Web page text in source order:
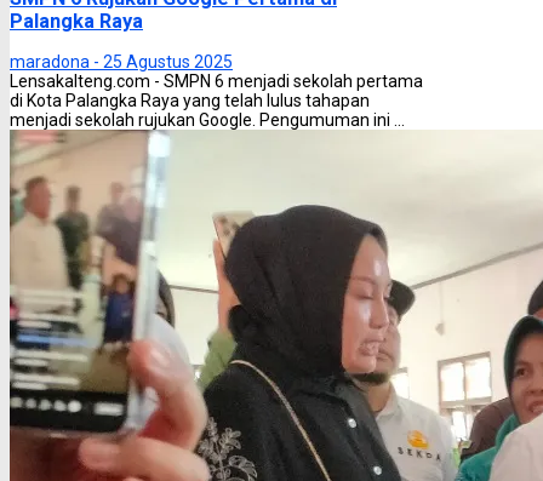
Palangka Raya
maradona - 25 Agustus 2025
Lensakalteng.com - SMPN 6 menjadi sekolah pertama
di Kota Palangka Raya yang telah lulus tahapan
menjadi sekolah rujukan Google. Pengumuman ini ...